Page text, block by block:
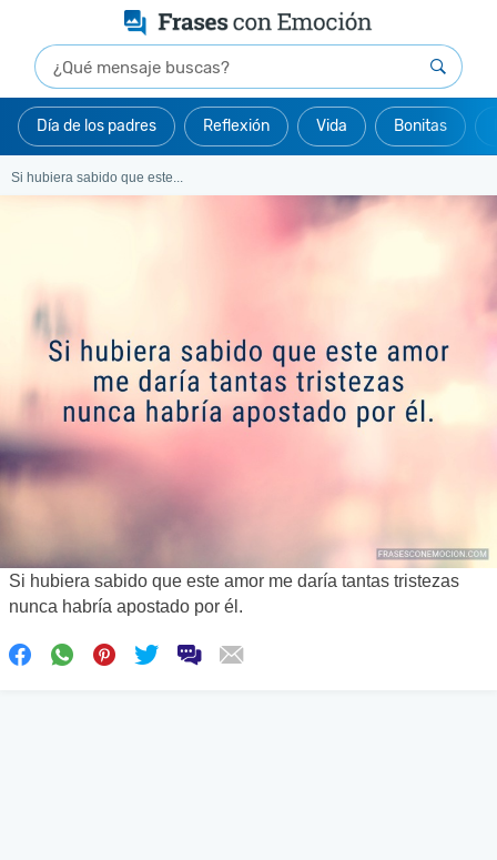
Día de los padres Reflexión Vida Bonitas
Si hubiera sabido que este...
Si hubiera sabido que este amor me daría tantas tristezas
nunca habría apostado por él.